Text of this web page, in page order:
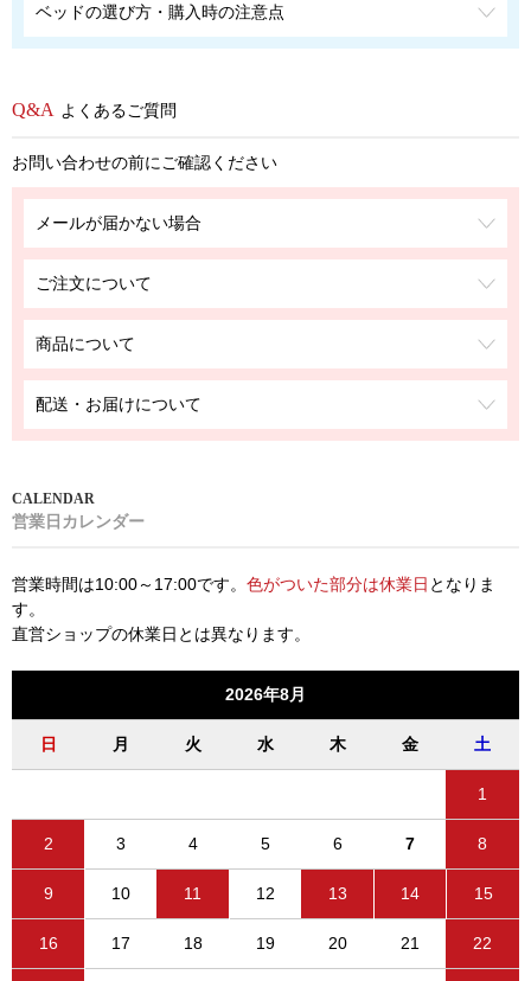
ベッドの選び方・購入時の注意点
よくあるご質問
お問い合わせの前にご確認ください
メールが届かない場合
ご注文について
商品について
配送・お届けについて
営業日カレンダー
営業時間は10:00～17:00です。 色がついた部分は休業日 となりま
す。
直営ショップの休業日とは異なります。
2026年8月
日 月 火 水 木 金 土
1
2 3 4 5 6 7 8
9 10 11 12 13 14 15
16 17 18 19 20 21 22